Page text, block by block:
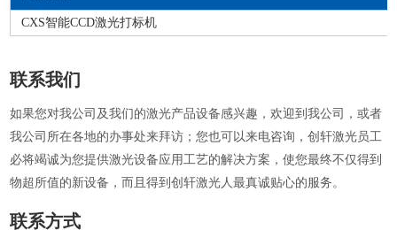
CXS智能CCD激光打标机
联系我们
如果您对我公司及我们的激光产品设备感兴趣，欢迎到我公司，或者
我公司所在各地的办事处来拜访；您也可以来电咨询，创轩激光员工
必将竭诚为您提供激光设备应用工艺的解决方案，使您最终不仅得到
物超所值的新设备，而且得到创轩激光人最真诚贴心的服务。
联系方式